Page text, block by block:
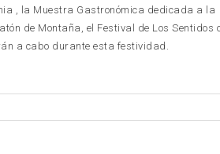
, la Muestra Gastronómica dedicada a la
de Montaña, el Festival de Los Sentidos
a cabo durante esta festividad.